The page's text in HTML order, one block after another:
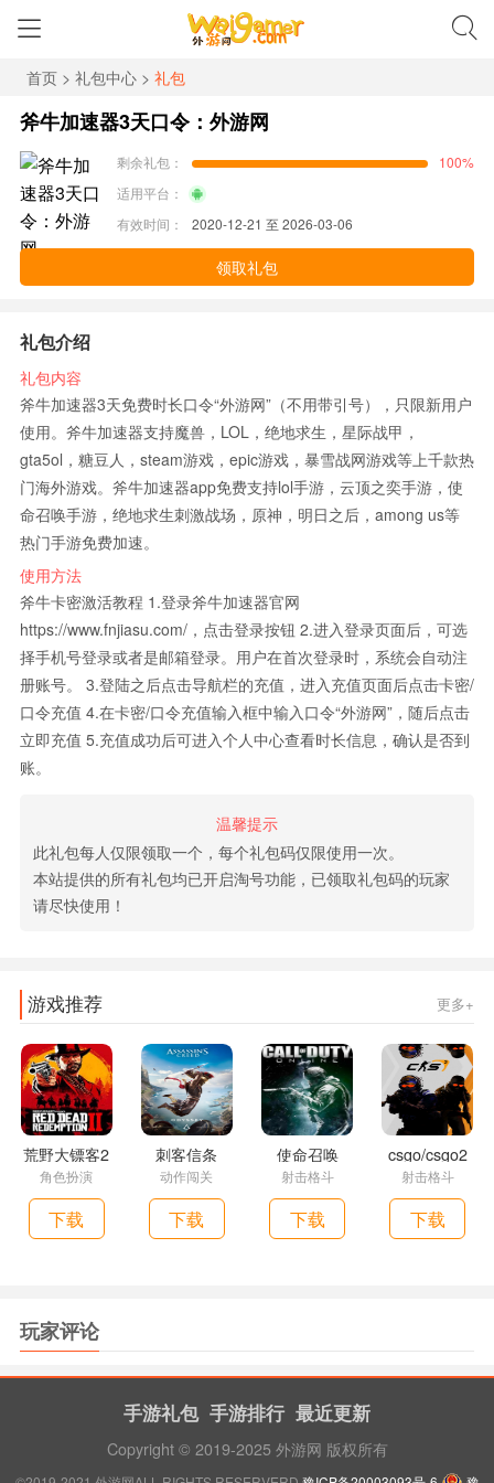
首页 > 礼包中心> 礼包
斧牛加速器3天口令：外游网
剩余礼包：
100%
适用平台：
有效时间：
2020-12-21 至 2026-03-06
领取礼包
礼包介绍
礼包内容
斧牛加速器3天免费时长口令“外游网”（不用带引号），只限新用户
使用。斧牛加速器支持魔兽，LOL，绝地求生，星际战甲，
gta5ol，糖豆人，steam游戏，epic游戏，暴雪战网游戏等上千款热
门海外游戏。斧牛加速器app免费支持lol手游，云顶之奕手游，使
命召唤手游，绝地求生刺激战场，原神，明日之后，among us等
热门手游免费加速。
使用方法
斧牛卡密激活教程 1.登录斧牛加速器官网
https://www.fnjiasu.com/，点击登录按钮 2.进入登录页面后，可选
择手机号登录或者是邮箱登录。用户在首次登录时，系统会自动注
册账号。 3.登陆之后点击导航栏的充值，进入充值页面后点击卡密/
口令充值 4.在卡密/口令充值输入框中输入口令“外游网”，随后点击
立即充值 5.充值成功后可进入个人中心查看时长信息，确认是否到
账。
温馨提示
此礼包每人仅限领取一个，每个礼包码仅限使用一次。
本站提供的所有礼包均已开启淘号功能，已领取礼包码的玩家
请尽快使用！
游戏推荐 更多+
荒野大镖客2
角色扮演
下载
刺客信条
动作闯关
下载
使命召唤
射击格斗
下载
csgo/csgo2
射击格斗
下载
玩家评论
手游礼包 手游排行 最近更新
Copyright © 2019-2025 外游网 版权所有